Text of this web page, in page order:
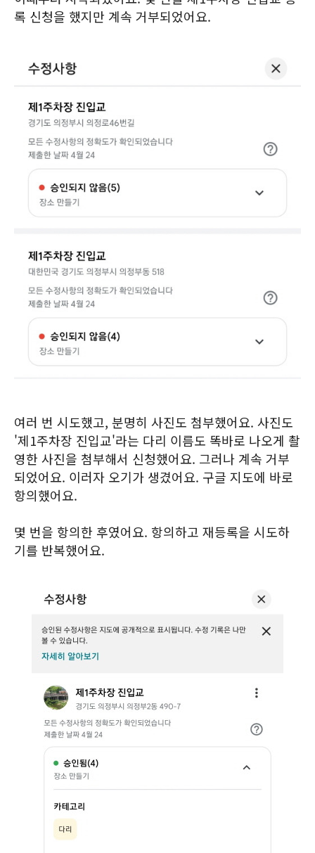
록 신청을 했지만 계속 거부되었어요.
여러 번 시도했고, 분명히 사진도 첨부했어요. 사진도
'제1주차장 진입교'라는 다리 이름도 똑바로 나오게 촬
영한 사진을 첨부해서 신청했어요. 그러나 계속 거부
되었어요. 이러자 오기가 생겼어요. 구글 지도에 바로
항의했어요.
몇 번을 항의한 후였어요. 항의하고 재등록을 시도하
기를 반복했어요.